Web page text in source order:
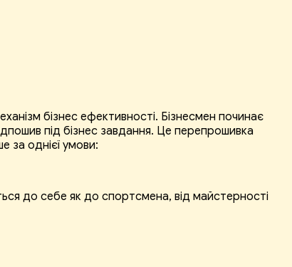
бізнес ефективності. Бізнесмен починає
під бізнес завдання. Це перепрошивка
за однієї умови:
до себе як до спортсмена, від майстерності